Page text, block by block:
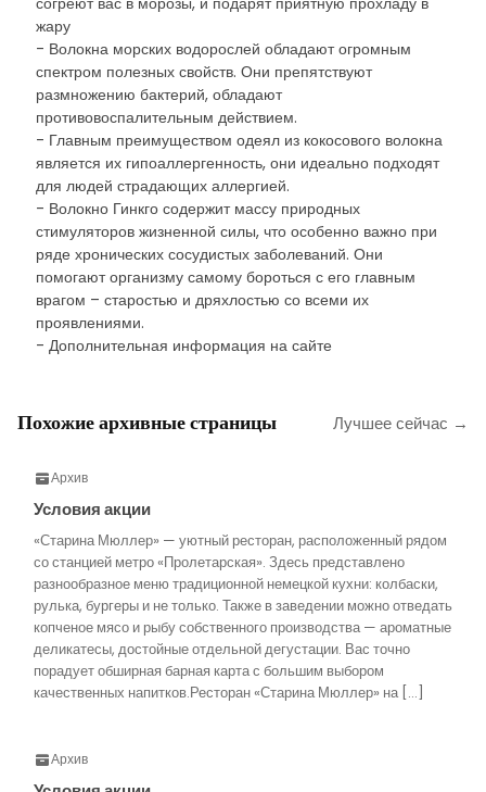
жару
- Волокна морских водорослей обладают огромным
спектром полезных свойств. Они препятствуют
размножению бактерий, обладают
противовоспалительным действием.
- Главным преимуществом одеял из кокосового волокна
является их гипоаллергенность, они идеально подходят
для людей страдающих аллергией.
- Волокно Гинкго содержит массу природных
стимуляторов жизненной силы, что особенно важно при
ряде хронических сосудистых заболеваний. Они
помогают организму самому бороться с его главным
врагом – старостью и дряхлостью со всеми их
проявлениями.
- Дополнительная информация на сайте
Похожие архивные страницы Лучшее сейчас →
Архив
Условия акции
«Старина Мюллер» — уютный ресторан, расположенный рядом
со станцией метро «Пролетарская». Здесь представлено
разнообразное меню традиционной немецкой кухни: колбаски,
рулька, бургеры и не только. Также в заведении можно отведать
копченое мясо и рыбу собственного производства — ароматные
деликатесы, достойные отдельной дегустации. Вас точно
порадует обширная барная карта с большим выбором
качественных напитков.Ресторан «Старина Мюллер» на […]
Архив